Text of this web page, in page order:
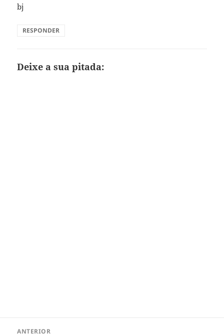
bj
RESPONDER
Deixe a sua pitada:
ANTERIOR